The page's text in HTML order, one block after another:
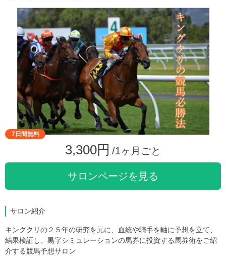
7日間無料
3,300円 /1ヶ月ごと
サロンページを見る
サロン紹介
キングクリの２５年の研究を元に、血統や騎手を軸に予想を立て、
結果検証し、黒字シミュレーションの馬券に投資する馬券術をご紹
介する競馬予想サロン